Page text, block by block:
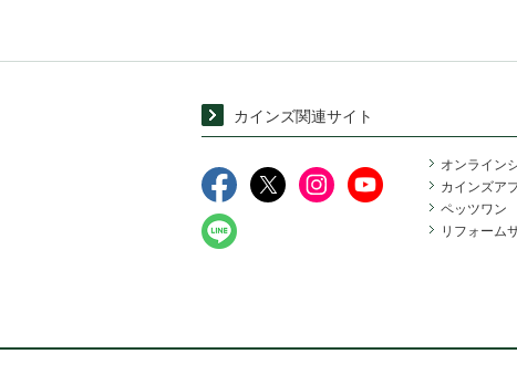
カインズ関連サイト
オンライン
カインズア
ペッツワン
リフォーム